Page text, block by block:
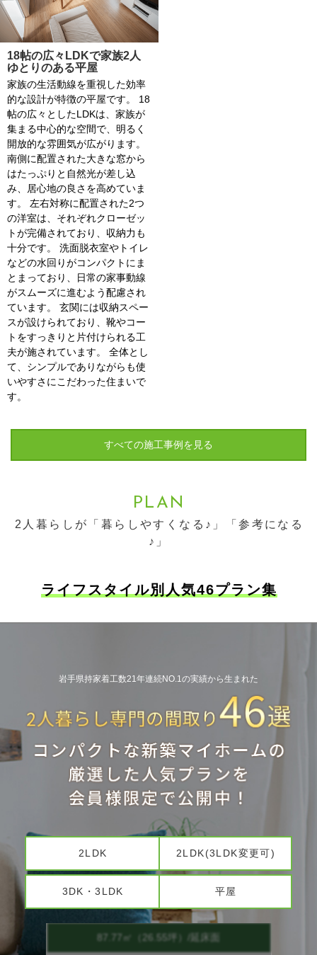
18帖の広々LDKで家族2人
ゆとりのある平屋
家族の生活動線を重視した効率
的な設計が特徴の平屋です。 18
帖の広々としたLDKは、家族が
集まる中心的な空間で、明るく
開放的な雰囲気が広がります。
南側に配置された大きな窓から
はたっぷりと自然光が差し込
み、居心地の良さを高めていま
す。 左右対称に配置された2つ
の洋室は、それぞれクローゼッ
トが完備されており、収納力も
十分です。 洗面脱衣室やトイレ
などの水回りがコンパクトにま
とまっており、日常の家事動線
がスムーズに進むよう配慮され
ています。 玄関には収納スペー
スが設けられており、靴やコー
トをすっきりと片付けられる工
夫が施されています。 全体とし
て、シンプルでありながらも使
いやすさにこだわった住まいで
す。
すべての施工事例を見る
PLAN
2人暮らしが「暮らしやすくなる♪」「参考になる
♪」
ライフスタイル別人気46プラン集
岩手県持家着工数21年連続NO.1の実績から生まれた
2LDK 2LDK(3LDK変更可)
3DK・3LDK 平屋
87.77㎡（26.55坪）/延床面